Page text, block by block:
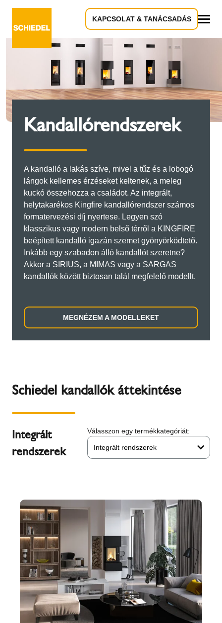
KAPCSOLAT & TANÁCSADÁS
Kandallórendszerek
A kandalló a lakás szíve, mivel a tűz és a lobogó
lángok kellemes érzéseket keltenek, a meleg
kuckó összehozza a családot. Az integrált,
helytakarékos Kingfire kandallórendszer számos
formatervezési díj nyertese. Legyen szó
klasszikus vagy modern belső térről a KINGFIRE
beépített kandalló igazán szemet gyönyörködtető.
Inkább egy szabadon álló kandallót szeretne?
Akkor a SIRIUS, a MIMAS vagy a SARGAS
kandallók között biztosan talál megfelelő modellt.
MEGNÉZEM A MODELLEKET
Schiedel kandallók áttekintése
Integrált
rendszerek
Válasszon egy termékkategóriát:
Integrált rendszerek